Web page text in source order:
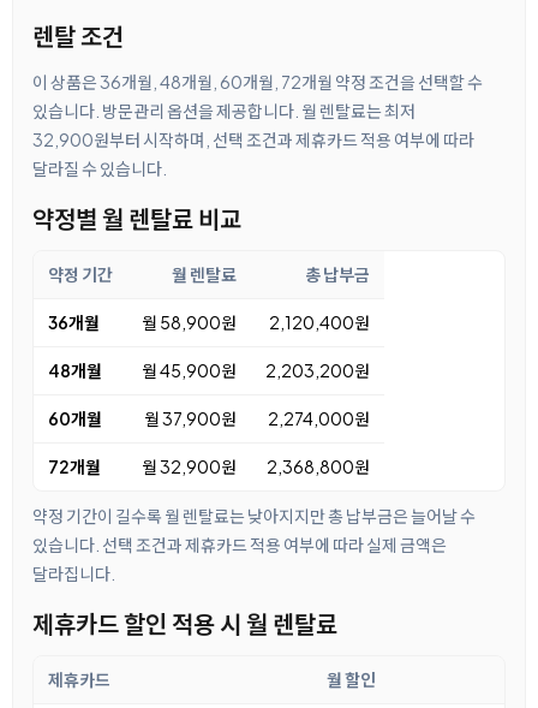
렌탈 조건
이 상품은 36개월, 48개월, 60개월, 72개월 약정 조건을 선택할 수
있습니다. 방문관리 옵션을 제공합니다. 월 렌탈료는 최저
32,900원부터 시작하며, 선택 조건과 제휴카드 적용 여부에 따라
달라질 수 있습니다.
약정별 월 렌탈료 비교
약정 기간 월 렌탈료 총 납부금
36개월 월 58,900원 2,120,400원
48개월 월 45,900원 2,203,200원
60개월 월 37,900원 2,274,000원
72개월 월 32,900원 2,368,800원
약정 기간이 길수록 월 렌탈료는 낮아지지만 총 납부금은 늘어날 수
있습니다. 선택 조건과 제휴카드 적용 여부에 따라 실제 금액은
달라집니다.
제휴카드 할인 적용 시 월 렌탈료
제휴카드 월 할인